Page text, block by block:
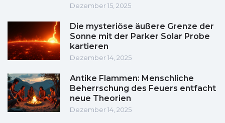
Dezember 15, 2025
Die mysteriöse äußere Grenze der
Sonne mit der Parker Solar Probe
kartieren
Dezember 14, 2025
Antike Flammen: Menschliche
Beherrschung des Feuers entfacht
neue Theorien
Dezember 14, 2025